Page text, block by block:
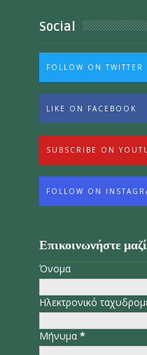
Social
FOLLOW ON TWITTER
LIKE ON FACEBOOK
SUBSCRIBE ON
FOLLOW ON
Επικοινωνήστε
Όνομα
Ηλεκτρονικό
Μήνυμα*